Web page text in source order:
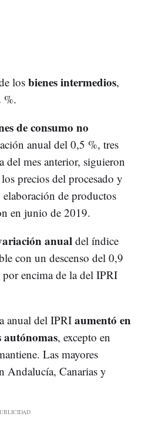
los bienes intermedios,
%.
de consumo no
anual del 0,5 %, tres
del mes anterior, siguieron
precios del procesado y
de productos
en junio de 2019.
anualdel índice
con un descenso del 0,9
encima de la del IPRI
anual del IPRI aumentó en
autónomas, excepto en
Las mayores
Andalucía, Canarias y